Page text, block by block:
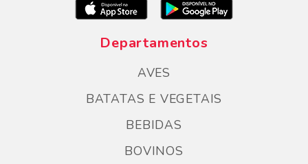
Departamentos
AVES
BATATAS E VEGETAIS
BEBIDAS
BOVINOS